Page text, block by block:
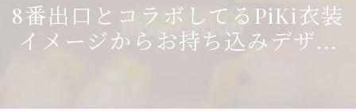
8番出口とコラボしてるPiKi衣装
イメージからお持ち込みデザ...